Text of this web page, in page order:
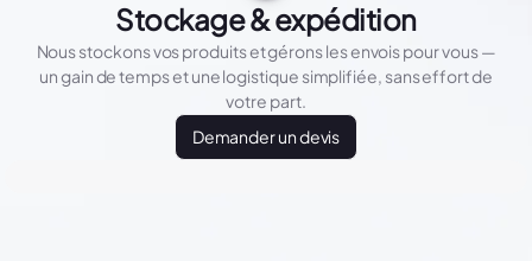
Stockage & expédition
Nous stockons vos produits et gérons les envois pour vous —
un gain de temps et une logistique simplifiée, sans effort de
votre part.
Demander un devis